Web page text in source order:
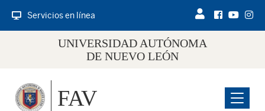
Servicios en línea
UNIVERSIDAD AUTÓNOMA
DE NUEVO LEÓN
Menu
FAV